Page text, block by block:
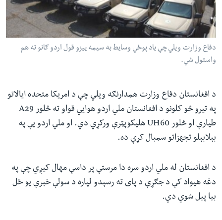
دفاع وزارت ویلي چې یاد پوځي وسایط به سیمه ییزو قول اردو ګانو ته هم
واستول شي.
د افغانستان دفاع وزارت همدارنګه ویلي چې د امریکا متحده ایالاتو
په تیرو څو کلونو د افغانستان ملي اردو هوايي قواو ته څلور A29
طیارې او څلور UH60 هلیکوپټرې ورکړي دي. او ملي اردو یې په
بېلابېلو تجهزاتو سمبال کړې ده.
د افغانستان له ملي اردو سره دا مرستې پر داسې مهال کیږي چې په
دغه هیواد کې د جګړې د پای ته رسېدو لپاره د سولې خبرې یو ځل
بیا پيل شوي دي.